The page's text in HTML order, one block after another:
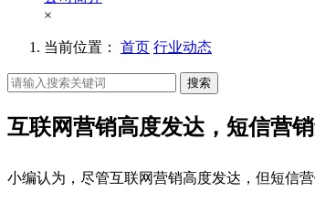
×
当前位置： 首页 行业动态
搜索
互联网营销高度发达，短信营
小编认为，尽管互联网营销高度发达，但短信